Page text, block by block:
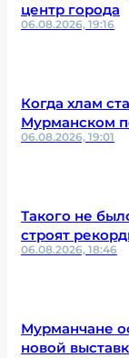
центр города
06.08.2026, 19:16
Когда хлам
Мурманском
06.08.2026, 19:01
Такого не
строят
06.08.2026, 18:46
Мурманчане
новой